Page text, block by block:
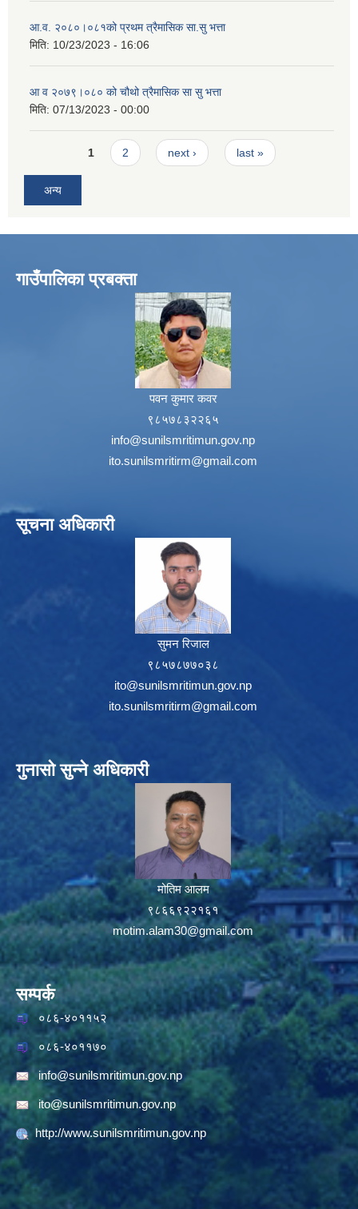
आ.व. २०८०।०८१को प्रथम त्रैमासिक सा.सु भत्ता
मिति: 10/23/2023 - 16:06
आ व २०७९।०८० को चौथो त्रैमासिक सा सु भत्ता
मिति: 07/13/2023 - 00:00
Pages1 2 next › last »
अन्य
गाउँपालिका प्रबक्ता
पवन कुमार कवर
९८५७८३२२६५
info@sunilsmritimun.gov.np
ito.sunilsmritirm@gmail.com
सूचना अधिकारी
सुमन रिजाल
९८५७८७७०३८
ito@sunilsmritimun.gov.np
ito.sunilsmritirm@gmail.com
गुनासो सुन्ने अधिकारी
मोतिम आलम
९८६६९२२१६१
motim.alam30@gmail.com
सम्पर्क
०८६-४०११५२
०८६-४०११७०
info@sunilsmritimun.gov.np
ito@sunilsmritimun.gov.np
http://www.sunilsmritimun.gov.np